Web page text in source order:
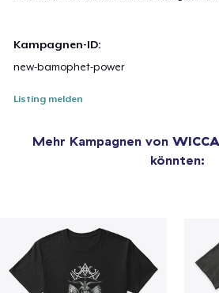
Kampagnen-ID:
new-bamophet-power
Listing melden
Mehr Kampagnen von WICCA
könnten: